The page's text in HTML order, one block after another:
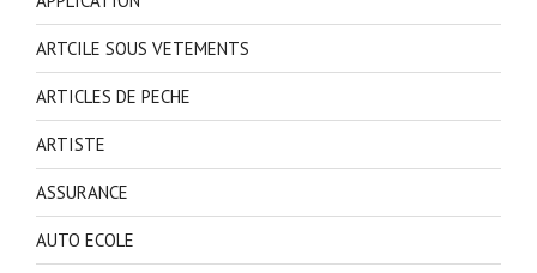
ARTCILE SOUS VETEMENTS
ARTICLES DE PECHE
ARTISTE
ASSURANCE
AUTO ECOLE